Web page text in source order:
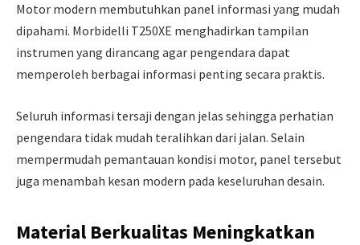
Motor modern membutuhkan panel informasi yang mudah
dipahami. Morbidelli T250XE menghadirkan tampilan
instrumen yang dirancang agar pengendara dapat
memperoleh berbagai informasi penting secara praktis.
Seluruh informasi tersaji dengan jelas sehingga perhatian
pengendara tidak mudah teralihkan dari jalan. Selain
mempermudah pemantauan kondisi motor, panel tersebut
juga menambah kesan modern pada keseluruhan desain.
Material Berkualitas Meningkatkan